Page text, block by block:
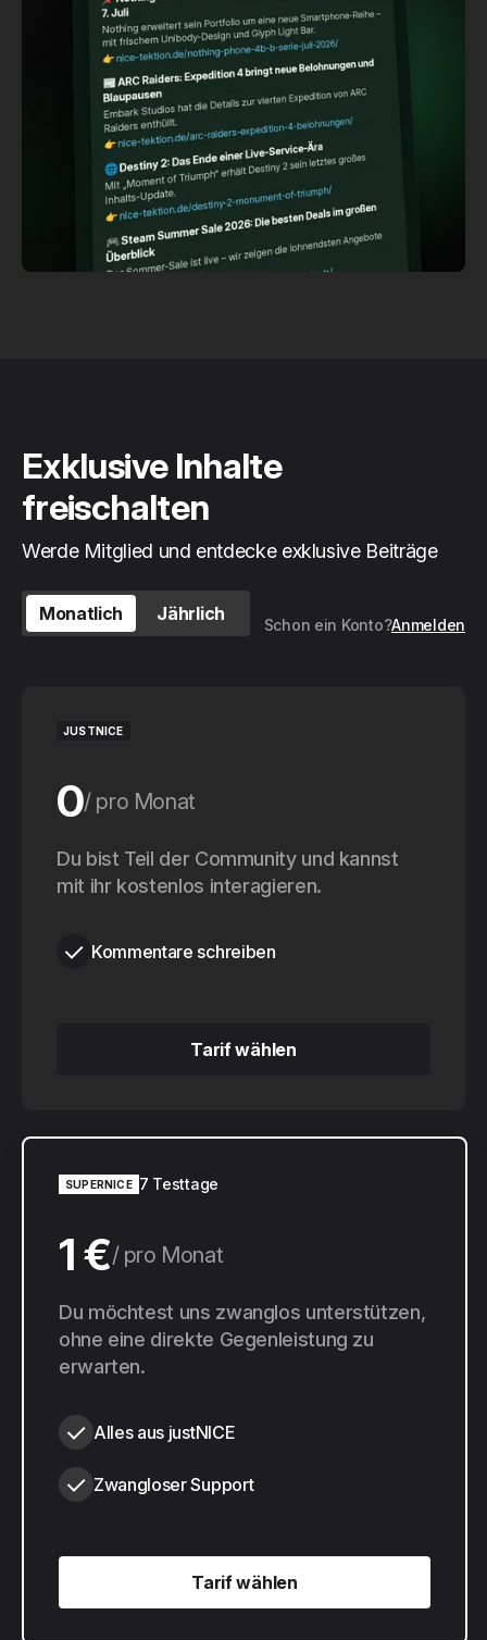
Exklusive Inhalte
freischalten
Werde Mitglied und entdecke exklusive Beiträge
Monatlich Jährlich
Schon ein Konto?Anmelden
JUSTNICE
0 pro Monat
0 pro Jahr
Du bist Teil der Community und kannst
mit ihr kostenlos interagieren.
Kommentare schreiben
Tarif wählen
SUPERNICE 7 Testtage
1 € pro Monat
10 € pro Jahr
Du möchtest uns zwanglos unterstützen,
ohne eine direkte Gegenleistung zu
erwarten.
Alles aus justNICE
Zwangloser Support
Tarif wählen
Tarif wählen